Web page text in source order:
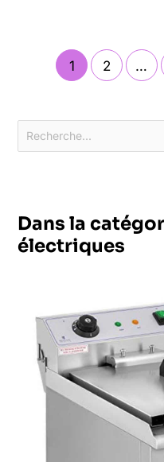
1 2 …
Dans la
électriques